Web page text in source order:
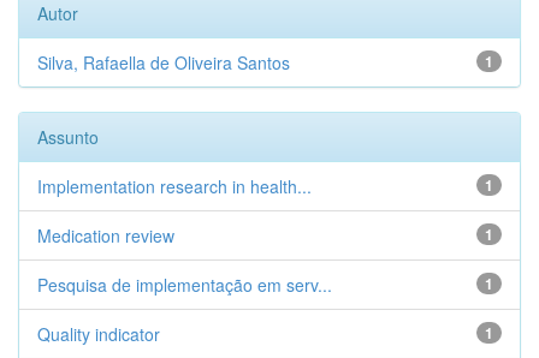
Autor
1
Silva, Rafaella de Oliveira Santos
Assunto
1
Implementation research in health...
1
Medication review
1
Pesquisa de implementação em serv...
1
Quality indicator